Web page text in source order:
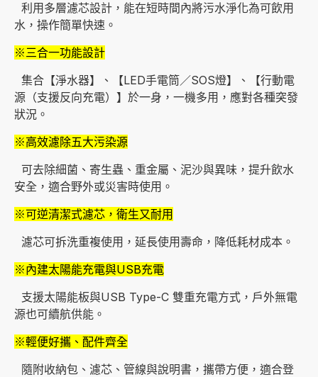
利用多層濾芯設計，能在短時間內將污水淨化為可飲用
水，操作簡單快速。
※三合一功能設計
集合【淨水器】、【LED手電筒／SOS燈】、【行動電
源（支援反向充電）】於一身，一機多用，應對各種突發
狀況。
※高效濾除五大污染源
可去除細菌、寄生蟲、重金屬、泥沙與異味，提升飲水
安全，適合野外或災害時使用。
※可逆清潔式濾芯，衛生又耐用
濾芯可拆洗重複使用，延長使用壽命，降低耗材成本。
※內建太陽能充電與USB充電
支援太陽能板與USB Type-C 雙重充電方式，戶外無電
源也可續航供能。
※輕便好攜、配件齊全
隨附收納包、濾芯、管線與說明書，攜帶方便，適合登